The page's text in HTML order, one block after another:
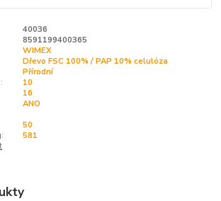
40036
8591199400365
WIMEX
Dřevo FSC 100% / PAP 10% celulóza
Přírodní
10
16
ANO
50
581